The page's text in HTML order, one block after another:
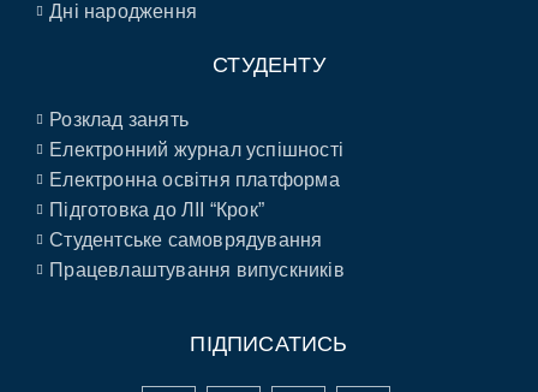
Дні народження
СТУДЕНТУ
Розклад занять
Електронний журнал успішності
Електронна освітня платформа
Підготовка до ЛІІ “Крок”
Студентське самоврядування
Працевлаштування випускників
ПІДПИСАТИСЬ